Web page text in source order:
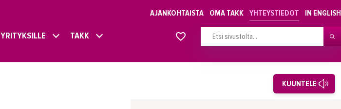
AJANKOHTAISTA OMA TAKK YHTEYSTIEDOT IN ENGLISH
YRITYKSILLE TAKK
KUUNTELE
Alkavat koulutukset osiosta